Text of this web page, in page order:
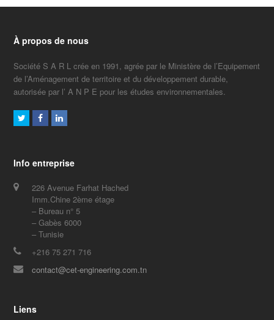
À propos de nous
Société S A R L crée en 1991, agrée par le Ministère de l’Equipement
de l’Aménagement de territoire et du développement durable,
autorisée par l’ A N P E pour les études environnementales.
TwitterFacebookLinkedIn
Info entreprise
226 Avenue Farhat Hached
Imm.Chine 2ème étage
– Bureau n° 5
– Gabès 6000
– Tunisie
+216 75 271 716
contact@cet-engineering.com.tn
Liens